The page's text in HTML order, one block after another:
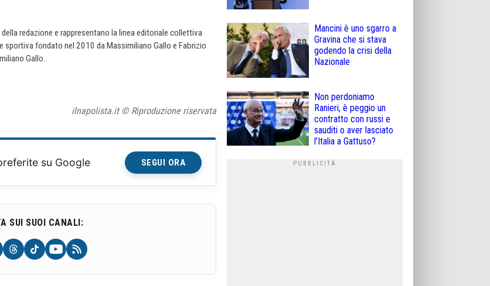
redazione e rappresentano la linea editoriale collettiva
sportiva fondato nel 2010 da Massimiliano Gallo e Fabrizio
Gallo.
ilnapolista.it © Riproduzione riservata
su Google SEGUI ORA
SUI SUOI CANALI:
Mancini è uno sgarro a
Gravina che si stava
godendo la crisi della
Nazionale
Non perdoniamo
Ranieri, è peggio un
contratto con russi e
sauditi o aver lasciato
l’Italia a Gattuso?